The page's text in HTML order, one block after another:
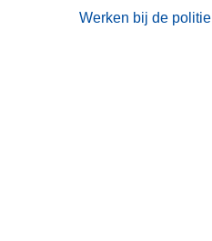
Werken bij de politie